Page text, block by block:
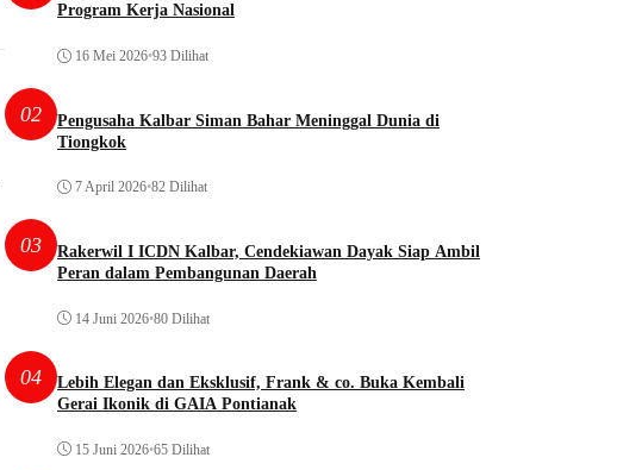
Program Kerja Nasional
16 Mei 2026•93 Dilihat
02
Pengusaha Kalbar Siman Bahar Meninggal Dunia di
Tiongkok
7 April 2026•82 Dilihat
03
Rakerwil I ICDN Kalbar, Cendekiawan Dayak Siap Ambil
Peran dalam Pembangunan Daerah
14 Juni 2026•80 Dilihat
04
Lebih Elegan dan Eksklusif, Frank & co. Buka Kembali
Gerai Ikonik di GAIA Pontianak
15 Juni 2026•65 Dilihat